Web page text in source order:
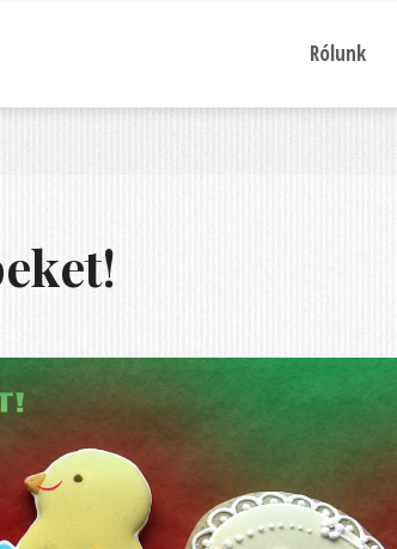
Rólunk